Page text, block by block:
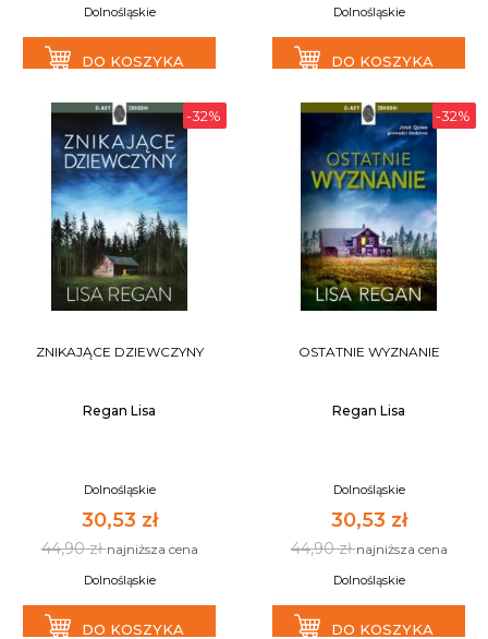
Dolnośląskie
DO KOSZYKA
Dolnośląskie
DO KOSZYKA
-32%
ZNIKAJĄCE DZIEWCZYNY
Regan Lisa
Dolnośląskie
30,53 zł
44,90 złnajniższa cena
Dolnośląskie
DO KOSZYKA
-32%
OSTATNIE WYZNANIE
Regan Lisa
Dolnośląskie
30,53 zł
44,90 złnajniższa cena
Dolnośląskie
DO KOSZYKA